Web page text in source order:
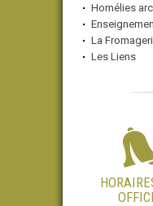
Homélies
La
Les Liens